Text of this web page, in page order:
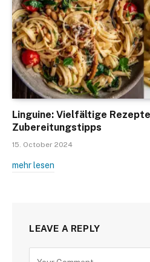
Linguine: Vielfältige
Zubereitungstipps
15. October 2024
mehr lesen
LEAVE A REPLY